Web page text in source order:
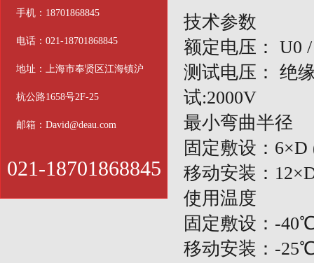
手机：18701868845
电话：021-18701868845
地址：上海市奉贤区江海镇沪
杭公路1658号2F-25
邮箱：David@deau.com
021-18701868845
技术参数
额定电压：
U0
测试电压：
绝
试:2000V
最小弯曲半径
固定敷设： 6×D
移动安装：
使用温度
固定敷设： -
移动安装： -